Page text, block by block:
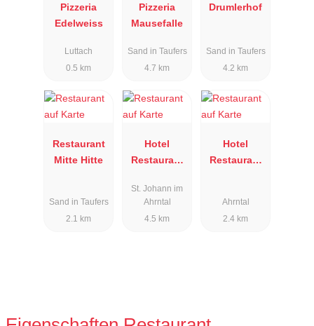
Pizzeria
Edelweiss
Luttach
0.5 km
Pizzeria
Mausefalle
Sand in Taufers
4.7 km
Drumlerhof
Sand in Taufers
4.2 km
Restaurant
Mitte Hitte
Sand in Taufers
2.1 km
Hotel
Restaurant
St. Johann im
Ahrntal
4.5 km
Hotel
Restaurant
Ahrntal
2.4 km